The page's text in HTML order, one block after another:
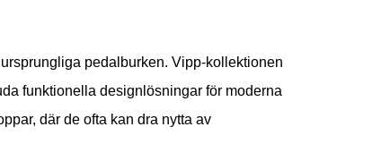
pedalburken. Vipp-kollektionen
funktionella designlösningar för moderna
där de ofta kan dra nytta av